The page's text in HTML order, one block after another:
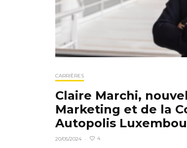
CARRIÈRES
Claire Marchi,
Marketing et de la
Autopolis
20/05/2024 · 4